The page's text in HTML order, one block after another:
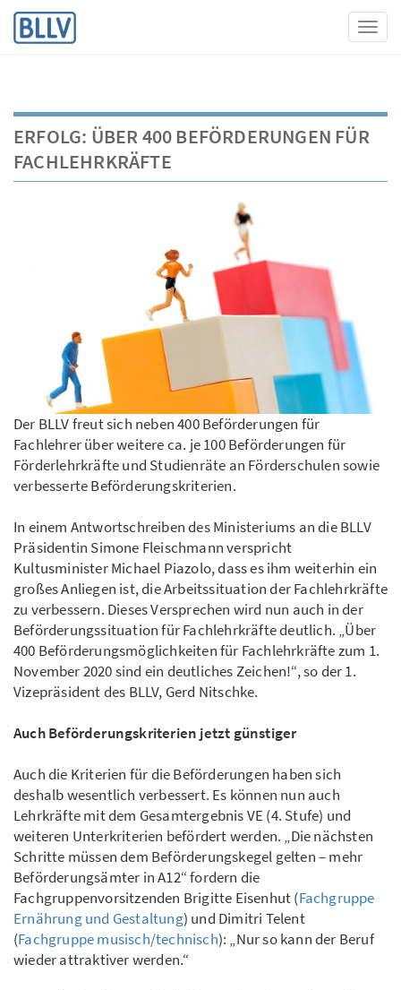
ERFOLG: ÜBER 400 BEFÖRDERUNGEN FÜR
FACHLEHRKRÄFTE
Der BLLV freut sich neben 400 Beförderungen für
Fachlehrer über weitere ca. je 100 Beförderungen für
Förderlehrkräfte und Studienräte an Förderschulen sowie
verbesserte Beförderungskriterien.
In einem Antwortschreiben des Ministeriums an die BLLV
Präsidentin Simone Fleischmann verspricht
Kultusminister Michael Piazolo, dass es ihm weiterhin ein
großes Anliegen ist, die Arbeitssituation der Fachlehrkräfte
zu verbessern. Dieses Versprechen wird nun auch in der
Beförderungssituation für Fachlehrkräfte deutlich. „Über
400 Beförderungsmöglichkeiten für Fachlehrkräfte zum 1.
November 2020 sind ein deutliches Zeichen!“, so der 1.
Vizepräsident des BLLV, Gerd Nitschke.
Auch Beförderungskriterien jetzt günstiger
Auch die Kriterien für die Beförderungen haben sich
deshalb wesentlich verbessert. Es können nun auch
Lehrkräfte mit dem Gesamtergebnis VE (4. Stufe) und
weiteren Unterkriterien befördert werden. „Die nächsten
Schritte müssen dem Beförderungskegel gelten – mehr
Beförderungsämter in A12“ fordern die
Fachgruppenvorsitzenden Brigitte Eisenhut (Fachgruppe
Ernährung und Gestaltung) und Dimitri Telent
(Fachgruppe musisch/technisch): „Nur so kann der Beruf
wieder attraktiver werden.“